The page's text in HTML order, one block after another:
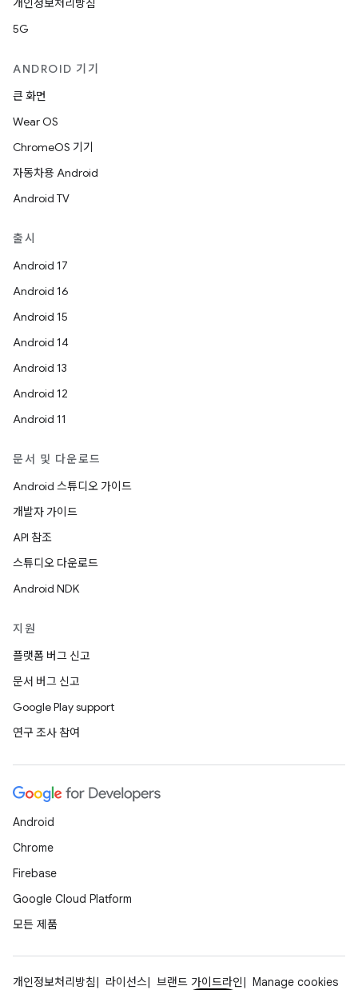
개인정보처리방침
5G
ANDROID 기기
큰 화면
Wear OS
ChromeOS 기기
자동차용 Android
Android TV
출시
Android 17
Android 16
Android 15
Android 14
Android 13
Android 12
Android 11
문서 및 다운로드
Android 스튜디오 가이드
개발자 가이드
API 참조
스튜디오 다운로드
Android NDK
지원
플랫폼 버그 신고
문서 버그 신고
Google Play support
연구 조사 참여
Android
Chrome
Firebase
Google Cloud Platform
모든 제품
개인정보처리방침 라이선스 브랜드 가이드라인 Manage cookies